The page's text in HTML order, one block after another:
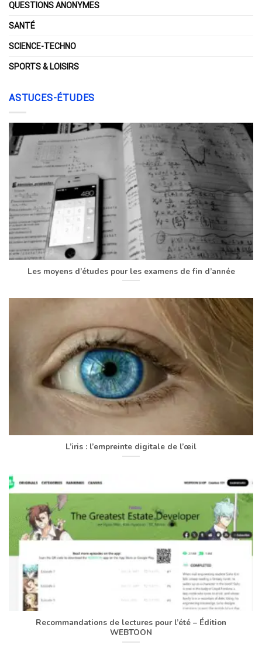
QUESTIONS ANONYMES
SANTÉ
SCIENCE-TECHNO
SPORTS & LOISIRS
ASTUCES-ÉTUDES
Les moyens d’études pour les examens de fin d’année
L’iris : l’empreinte digitale de l’œil
Recommandations de lectures pour l’été – Édition
WEBTOON